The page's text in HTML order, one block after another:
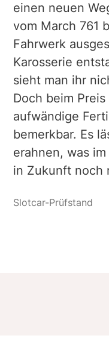
einen neuen
vom March 761
Fahrwerk
Karosserie
sieht man ihr
Doch beim
aufwändige
bemerkbar. Es
erahnen, was
in Zukunft noch